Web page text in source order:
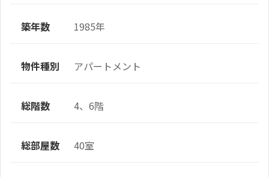
築年数 1985年
物件種別 アパートメント
総階数 4、6階
総部屋数 40室